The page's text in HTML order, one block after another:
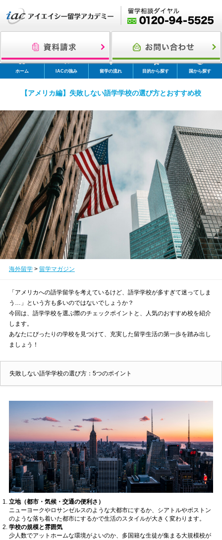
ホーム IACの強み 留学の流れ 目的から探す 国から探す
【アメリカ編】失敗しない語学学校の選び方とおすすめ校
海外留学> 留学マガジン
「アメリカへの語学留学を考えているけど、語学学校が多すぎて迷ってしま
う…」という方も多いのではないでしょうか？
今回は、語学学校を選ぶ際のチェックポイントと、人気のおすすめ校を紹介
します。
あなたにぴったりの学校を見つけて、充実した留学生活の第一歩を踏み出し
ましょう！
失敗しない語学学校の選び方：5つのポイント
立地（都市・気候・交通の便利さ）
ニューヨークやロサンゼルスのような大都市にするか、シアトルやボストン
のような落ち着いた都市にするかで生活のスタイルが大きく変わります。
学校の規模と雰囲気
少人数でアットホームな環境がよいのか、多国籍な生徒が集まる大規模校が